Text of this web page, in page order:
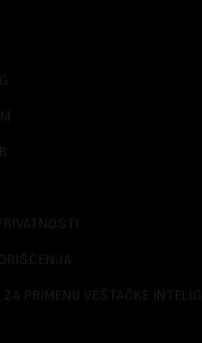
ZA PRIMENU VEŠTAČKE